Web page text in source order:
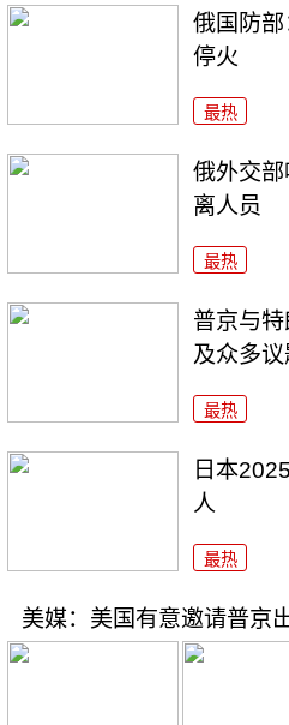
俄国防
停火
最热
俄外交
离人员
最热
普京与
及众多议
最热
日本
人
最热
美媒：美国有意邀请普京